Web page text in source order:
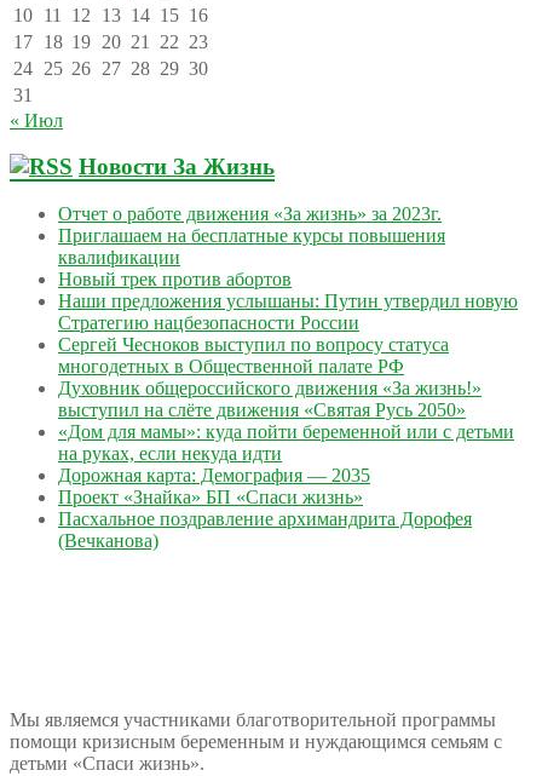
10 11 12 13 14 15 16
17 18 19 20 21 22 23
24 25 26 27 28 29 30
31
« Июл
Новости За Жизнь
Отчет о работе движения «За жизнь» за 2023г.
Приглашаем на бесплатные курсы повышения
квалификации
Новый трек против абортов
Наши предложения услышаны: Путин утвердил новую
Стратегию нацбезопасности России
Сергей Чесноков выступил по вопросу статуса
многодетных в Общественной палате РФ
Духовник общероссийского движения «За жизнь!»
выступил на слёте движения «Святая Русь 2050»
«Дом для мамы»: куда пойти беременной или с детьми
на руках, если некуда идти
Дорожная карта: Демография — 2035
Проект «Знайка» БП «Спаси жизнь»
Пасхальное поздравление архимандрита Дорофея
(Вечканова)
Мы являемся участниками благотворительной программы
помощи кризисным беременным и нуждающимся семьям с
детьми «Спаси жизнь».